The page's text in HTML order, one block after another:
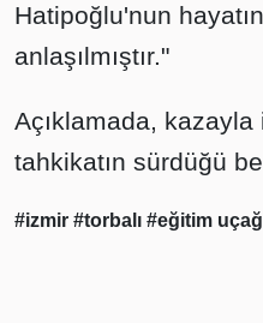
Hatipoğlu'nun
anlaşılmıştır."
Açıklamada,
tahkikatın sürdüğü
#izmir #torbalı #eğitim